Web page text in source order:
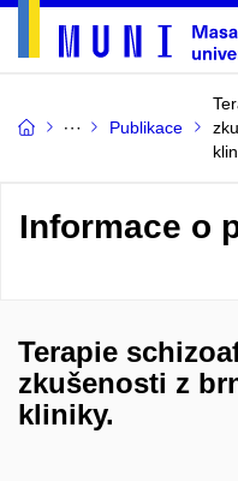
Publikace
Informace o
Terapie
zkušenosti z
kliniky.